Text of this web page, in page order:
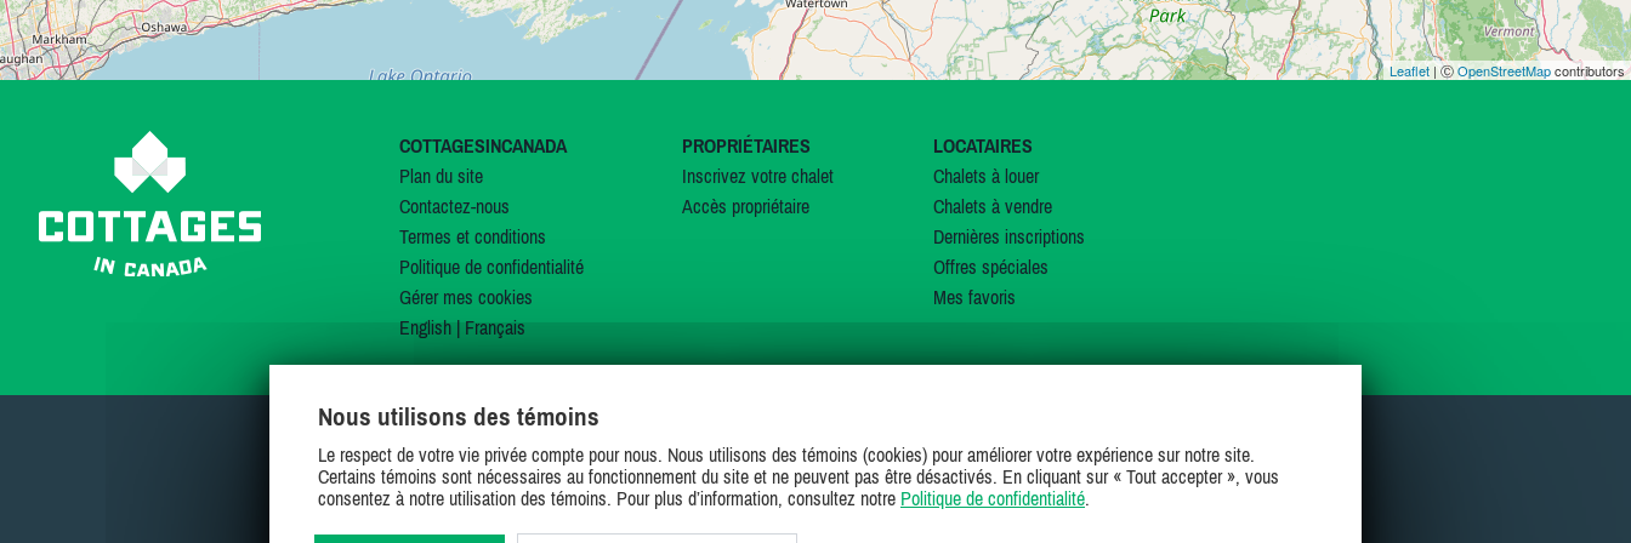
Leaflet | ⒸOpenStreetMapcontributors
COTTAGESINCANADA
Plan du site
Contactez-nous
Termes et conditions
Politique de confidentialité
Gérer mes cookies
English| Français
PROPRIÉTAIRES
Inscrivez votre chalet
Accès propriétaire
LOCATAIRES
Chalets à louer
Chalets à vendre
Dernières inscriptions
Offres spéciales
Mes favoris
SUIVEZ-NOUS SUR
Nous utilisons des témoins
Le respect de votre vie privée compte pour nous. Nous utilisons des témoins (cookies) pour améliorer votre expérience sur notre site.
Certains témoins sont nécessaires au fonctionnement du site et ne peuvent pas être désactivés. En cliquant sur « Tout accepter », vous
consentez à notre utilisation des témoins. Pour plus d’information, consultez notre Politique de confidentialité.